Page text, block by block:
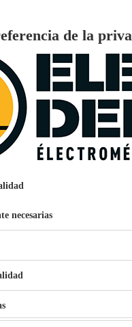
1,1L Limpia Sofás
159€ 96
Pago aplazos
EcoTank EPSON ET-
de la
necesarias